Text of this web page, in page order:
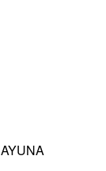
AYUNA